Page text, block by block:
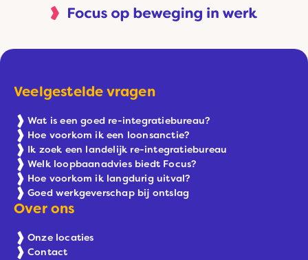
Veelgestelde vragen
Wat is een goed re-integratiebureau?
Hoe voorkom ik een loonsanctie?
Ik zoek een landelijk re-integratiebureau
Welk loopbaanadvies biedt Focus?
Hoe voorkom ik langdurig uitval?
Goed werkgeverschap bij ontslag
Over ons
Onze locaties
Contact